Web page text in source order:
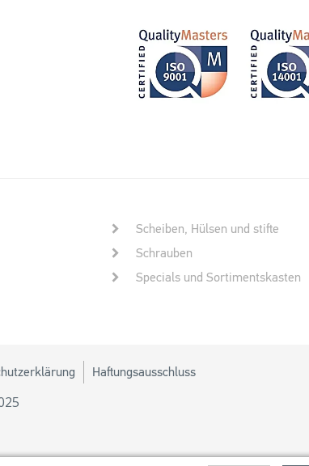
Scheiben, Hülsen und stifte
Schrauben
Specials und Sortimentskasten
Haftungsausschluss